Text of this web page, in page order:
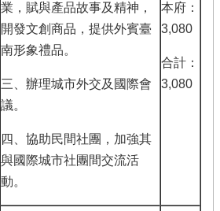
業，賦與產品故事及精神，
開發文創商品，提供外賓臺
南形象禮品。
三、辦理城市外交及國際會
議。
四、協助民間社團，加強其
與國際城市社團間交流活
動。
本府：
3,080
合計：
3,080